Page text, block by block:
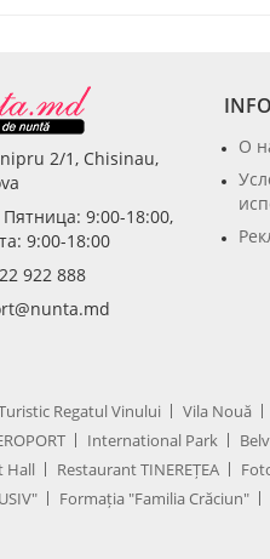
2/1, Chisinau,
9:00-18:00,
9:00-18:00
922 888
INFO
О
Regatul Vinului Vila Nouă
International Park
Hall
Restaurant TINEREȚEA
Formația "Familia Crăciun"